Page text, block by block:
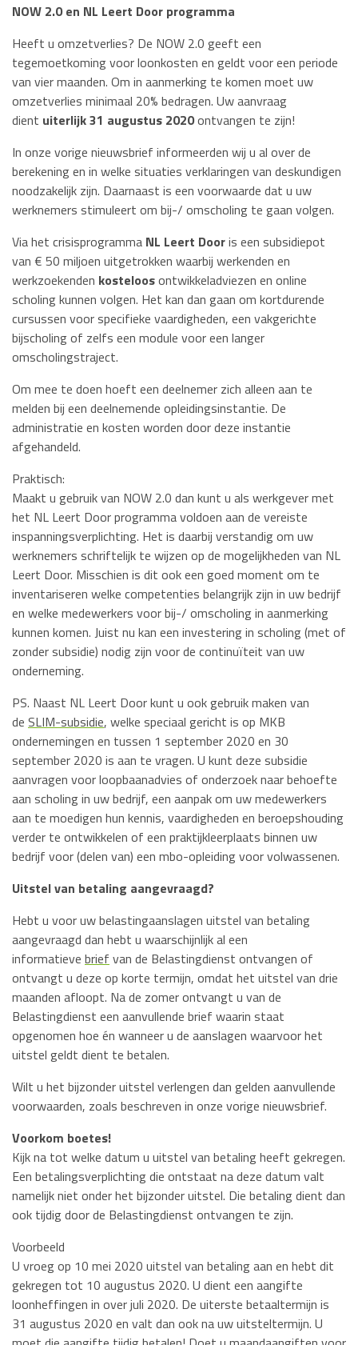
NOW 2.0 en NL Leert Door programma
Heeft u omzetverlies? De NOW 2.0 geeft een
tegemoetkoming voor loonkosten en geldt voor een periode
van vier maanden. Om in aanmerking te komen moet uw
omzetverlies minimaal 20% bedragen. Uw aanvraag
dient uiterlijk 31 augustus 2020ontvangen te zijn!
In onze vorige nieuwsbrief informeerden wij u al over de
berekening en in welke situaties verklaringen van deskundigen
noodzakelijk zijn. Daarnaast is een voorwaarde dat u uw
werknemers stimuleert om bij-/ omscholing te gaan volgen.
Via het crisisprogramma NL Leert Dooris een subsidiepot
van € 50 miljoen uitgetrokken waarbij werkenden en
werkzoekenden kosteloosontwikkeladviezen en online
scholing kunnen volgen. Het kan dan gaan om kortdurende
cursussen voor specifieke vaardigheden, een vakgerichte
bijscholing of zelfs een module voor een langer
omscholingstraject.
Om mee te doen hoeft een deelnemer zich alleen aan te
melden bij een deelnemende opleidingsinstantie. De
administratie en kosten worden door deze instantie
afgehandeld.
Praktisch:
Maakt u gebruik van NOW 2.0 dan kunt u als werkgever met
het NL Leert Door programma voldoen aan de vereiste
inspanningsverplichting. Het is daarbij verstandig om uw
werknemers schriftelijk te wijzen op de mogelijkheden van NL
Leert Door. Misschien is dit ook een goed moment om te
inventariseren welke competenties belangrijk zijn in uw bedrijf
en welke medewerkers voor bij-/ omscholing in aanmerking
kunnen komen. Juist nu kan een investering in scholing (met of
zonder subsidie) nodig zijn voor de continuïteit van uw
onderneming.
PS. Naast NL Leert Door kunt u ook gebruik maken van
de SLIM-subsidie, welke speciaal gericht is op MKB
ondernemingen en tussen 1 september 2020 en 30
september 2020 is aan te vragen. U kunt deze subsidie
aanvragen voor loopbaanadvies of onderzoek naar behoefte
aan scholing in uw bedrijf, een aanpak om uw medewerkers
aan te moedigen hun kennis, vaardigheden en beroepshouding
verder te ontwikkelen of een praktijkleerplaats binnen uw
bedrijf voor (delen van) een mbo-opleiding voor volwassenen.
Uitstel van betaling aangevraagd?
Hebt u voor uw belastingaanslagen uitstel van betaling
aangevraagd dan hebt u waarschijnlijk al een
informatieve brief van de Belastingdienst ontvangen of
ontvangt u deze op korte termijn, omdat het uitstel van drie
maanden afloopt. Na de zomer ontvangt u van de
Belastingdienst een aanvullende brief waarin staat
opgenomen hoe én wanneer u de aanslagen waarvoor het
uitstel geldt dient te betalen.
Wilt u het bijzonder uitstel verlengen dan gelden aanvullende
voorwaarden, zoals beschreven in onze vorige nieuwsbrief.
Voorkom boetes!
Kijk na tot welke datum u uitstel van betaling heeft gekregen.
Een betalingsverplichting die ontstaat na deze datum valt
namelijk niet onder het bijzonder uitstel. Die betaling dient dan
ook tijdig door de Belastingdienst ontvangen te zijn.
Voorbeeld
U vroeg op 10 mei 2020 uitstel van betaling aan en hebt dit
gekregen tot 10 augustus 2020. U dient een aangifte
loonheffingen in over juli 2020. De uiterste betaaltermijn is
31 augustus 2020 en valt dan ook na uw uitsteltermijn. U